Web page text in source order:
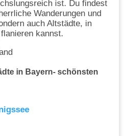
ist. Du findest
Wanderungen und
auch Altstädte, in
kannst.
in Bayern- schönsten